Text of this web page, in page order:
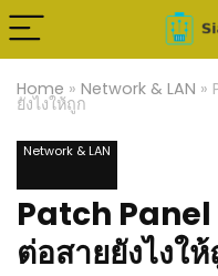
Home » Network & LAN »
ยังไงให้ถูก
Network & LAN
Patch Panel
ต่อสายยังไงใ